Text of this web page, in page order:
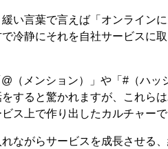
い言葉で言えば「オンライン
冷静にそれを自社サービスに
（メンション）」や「#（ハッ
すると驚かれますが、これら
ス上で作り出したカルチャーで
ながらサービスを成長させる